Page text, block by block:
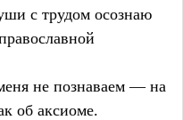
с трудом осознаю
не познаваем — на
об аксиоме.